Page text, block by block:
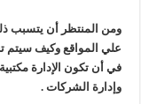
ومن المنتظر أن يتسبب
علي المواقع وكيف سيتم
في أن تكون الإدارة
وإدارة الشركات .